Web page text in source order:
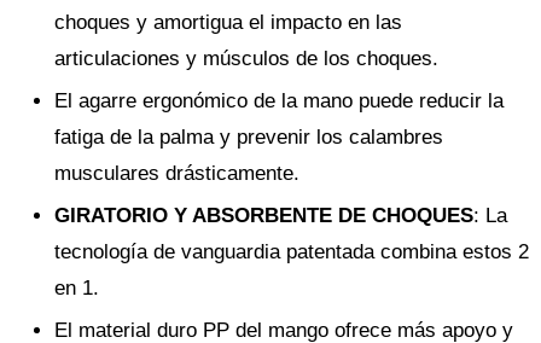
choques y amortigua el impacto en las
articulaciones y músculos de los choques.
El agarre ergonómico de la mano puede reducir la
fatiga de la palma y prevenir los calambres
musculares drásticamente.
GIRATORIO Y ABSORBENTE DE CHOQUES: La
tecnología de vanguardia patentada combina estos 2
en 1.
El material duro PP del mango ofrece más apoyo y